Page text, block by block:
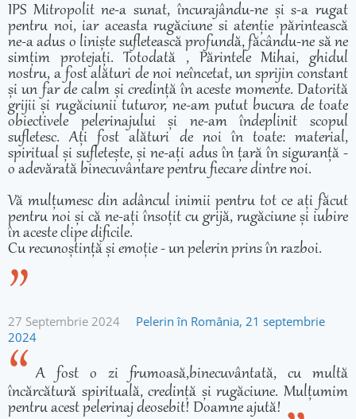
IPS Mitropolit ne-a sunat, încurajându-ne și s-a rugat
pentru noi, iar aceasta rugăciune si atenție părintească
ne-a adus o liniște sufletească profundă, făcându-ne să ne
simțim protejați. Totodată , Părintele Mihai, ghidul
nostru, a fost alături de noi neîncetat, un sprijin constant
și un far de calm și credință în aceste momente. Datorită
grijii și rugăciunii tuturor, ne-am putut bucura de toate
obiectivele pelerinajului și ne-am îndeplinit scopul
sufletesc. Ați fost alături de noi în toate: material,
spiritual și sufletește, și ne-ați adus în țară în siguranță -
o adevărată binecuvântare pentru fiecare dintre noi.
Vă mulțumesc din adâncul inimii pentru tot ce ați făcut
pentru noi și că ne-ați însoțit cu grijă, rugăciune și iubire
în aceste clipe dificile.
Cu recunoștință și emoție - un pelerin prins în razboi.
27 Septembrie 2024
Pelerin în România, 21 septembrie
2024
A fost o zi frumoasă,binecuvântată, cu multă
încărcătură spirituală, credință și rugăciune. Mulțumim
pentru acest pelerinaj deosebit! Doamne ajută!